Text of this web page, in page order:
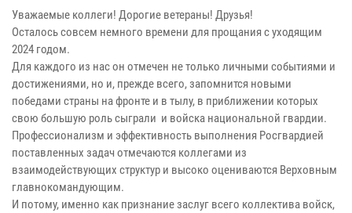
Уважаемые коллеги! Дорогие ветераны! Друзья!
Осталось совсем немного времени для прощания с уходящим
2024 годом.
Для каждого из нас он отмечен не только личными событиями и
достижениями, но и, прежде всего, запомнится новыми
победами страны на фронте и в тылу, в приближении которых
свою большую роль сыграли и войска национальной гвардии.
Профессионализм и эффективность выполнения Росгвардией
поставленных задач отмечаются коллегами из
взаимодействующих структур и высоко оцениваются Верховным
главнокомандующим.
И потому, именно как признание заслуг всего коллектива войск,